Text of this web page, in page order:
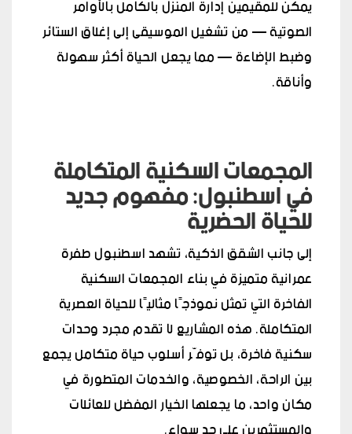
يمكن للمقيمين إدارة المنزل بالكامل بالأوامر
الصوتية — من تشغيل الموسيقى إلى إغلاق الستائر
وضبط الإضاءة — مما يجعل الحياة أكثر سهولة
وأناقة.
المجمعات السكنية المتكاملة
في اسطنبول: مفهوم جديد
للحياة الحضرية
إلى جانب الشقق الذكية، تشهد اسطنبول طفرة
عمرانية متميزة في بناء المجمعات السكنية
الفاخرة التي تمثل نموذجًا مثاليًا للحياة العصرية
المتكاملة. هذه المشاريع لا تقدم مجرد وحدات
سكنية فاخرة، بل توفّر أسلوب حياة متكامل يجمع
بين الراحة، الخصوصية، والخدمات المتطورة في
مكان واحد، ما يجعلها الخيار المفضل للعائلات